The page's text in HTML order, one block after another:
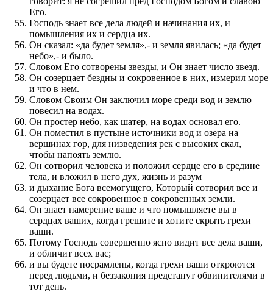
Его.
Господь знает все дела людей и начинания их, и
помышления их и сердца их.
Он сказал: «да будет земля»,- и земля явилась; «да будет
небо»,- и было.
Словом Его сотворены звезды, и Он знает число звезд.
Он созерцает бездны и сокровенное в них, измерил море
и что в нем.
Словом Своим Он заключил море среди вод и землю
повесил на водах.
Он простер небо, как шатер, на водах основал его.
Он поместил в пустыне источники вод и озера на
вершинах гор, для низведения рек с высоких скал,
чтобы напоять землю.
Он сотворил человека и положил сердце его в средине
тела, и вложил в него дух, жизнь и разум
и дыхание Бога всемогущего, Который сотворил все и
созерцает все сокровенное в сокровенных земли.
Он знает намерение ваше и что помышляете вы в
сердцах ваших, когда грешите и хотите скрыть грехи
ваши.
Потому Господь совершенно ясно видит все дела ваши,
и обличит всех вас;
и вы будете посрамлены, когда грехи ваши откроются
перед людьми, и беззакония предстанут обвинителями в
тот день.